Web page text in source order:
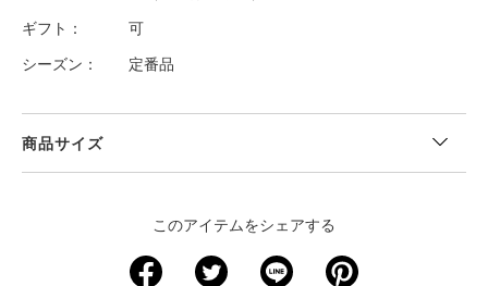
ギフト
可
シーズン
定番品
商品サイズ
このアイテムをシェアする